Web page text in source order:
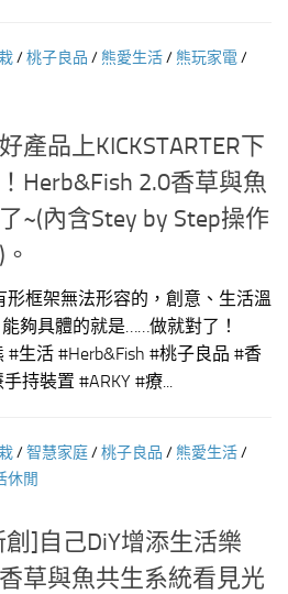
/桃子良品 / 熊愛生活/ 熊玩家電/
產品上KICKSTARTER下
Herb&Fish 2.0香草與魚
~(內含Stey by Step操作
形框架無法形容的，創意、生活溫
夠具體的就是……做就對了！
#生活 #Herb&Fish #桃子良品 #香
持裝置 #ARKY #療...
/智慧家庭/桃子良品 / 熊愛生活/
休閒
]自己DiY增添生活樂
草與魚共生系統看見光